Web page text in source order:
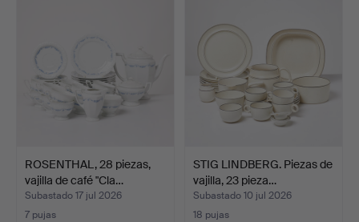
ROSENTHAL, 28 piezas,
vajilla de café "Cla…
Subastado 17 jul 2026
7 pujas
STIG LINDBERG. Piezas de
vajilla, 23 pieza…
Subastado 10 jul 2026
18 pujas